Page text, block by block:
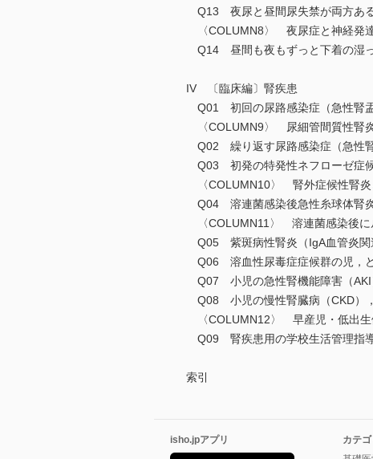
Q13 夜尿と昼間尿失禁が両方あ
〈COLUMN8〉 夜尿症と神経発
Q14 昼間も夜もずっと下着の湿
IV 〔臨床編〕腎疾患
Q01 初回の尿路感染症（急性
〈COLUMN9〉 尿細管間質性腎
Q02 繰り返す尿路感染症（急性
Q03 初発の特発性ネフローゼ症
〈COLUMN10〉 腎外症候性腎炎
Q04 溶連菌感染後急性糸球体腎
〈COLUMN11〉 溶連菌感染後
Q05 紫斑病性腎炎（IgA血管炎
Q06 溶血性尿毒症症候群の児，
Q07 小児の急性腎機能障害（
Q08 小児の慢性腎臓病（CKD）
〈COLUMN12〉 早産児・低出生
Q09 腎疾患用の学校生活管理指
索引
isho.jpアプリ
カテ